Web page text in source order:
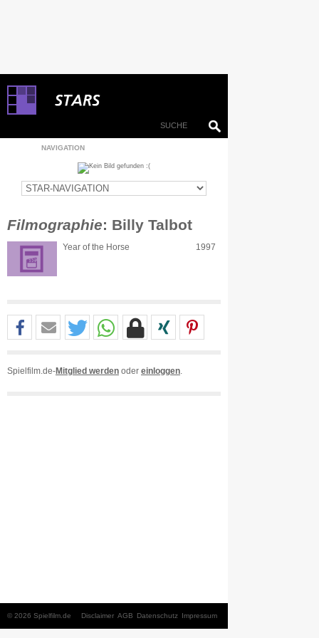
NAVIGATION
Filmographie: Billy Talbot
Year of the Horse 1997
Spielfilm.de-Mitglied werden oder einloggen
© 2026 Spielfilm.de Impressum
Datenschutz
AGB
Disclaimer